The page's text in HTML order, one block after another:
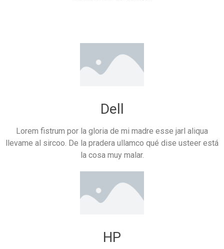
Dell
Lorem fistrum por la gloria de mi madre esse jarl aliqua
llevame al sircoo. De la pradera ullamco qué dise usteer está
la cosa muy malar.
HP